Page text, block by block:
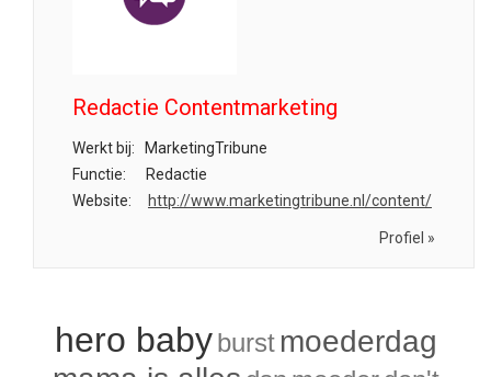
Redactie Contentmarketing
Werkt bij:
MarketingTribune
Functie:
Redactie
Website:
http://www.marketingtribune.nl/content/
Profiel »
hero baby burst moederdag